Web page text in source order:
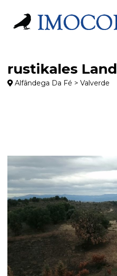
rustikales Land
Alfândega Da Fé > Valverde